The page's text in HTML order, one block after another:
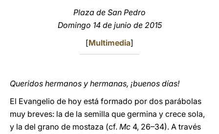
Plaza de San Pedro
Domingo 14 de junio de 2015
[Multimedia]
Queridos hermanos y hermanas, ¡buenos días!
El Evangelio de hoy está formado por dos parábolas
muy breves: la de la semilla que germina y crece sola,
y la del grano de mostaza (cf. Mc 4, 26–34). A través